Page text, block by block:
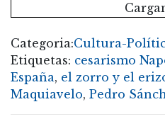
Categoria:Cultura-
Etiquetas: cesarismo
España, el zorro y el
Maquiavelo, Pedro